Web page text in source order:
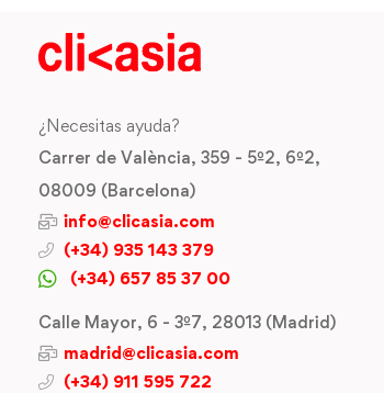
¿Necesitas ayuda?
Carrer de València, 359 - 5º2, 6º2,
08009 (Barcelona)
info@clicasia.com
(+34) 935 143 379
(+34) 657 85 37 00
Calle Mayor, 6 - 3º7, 28013 (Madrid)
madrid@clicasia.com
(+34) 911 595 722